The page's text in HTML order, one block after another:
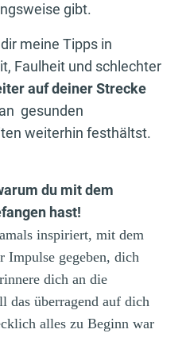
gibt.
meine Tipps in
Faulheit und schlechter
auf deiner Strecke
gesunden
weiterhin festhältst.
du mit dem
hast!
inspiriert, mit dem
Impulse gegeben, dich
dich an die
das überragend auf dich
alles zu Beginn war